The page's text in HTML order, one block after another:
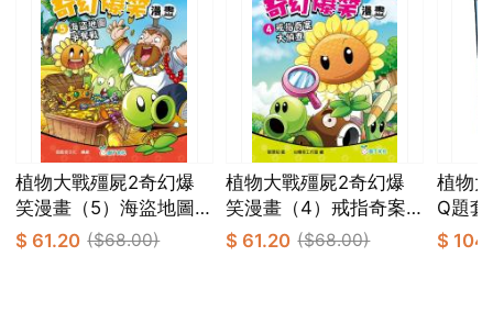
植物大戰殭屍2奇幻爆
笑漫畫（5）海盜地圖
爭奪戰
$ 61.20 ($68.00)
植物大戰殭屍2奇幻爆
笑漫畫（4）戒指奇案
大偵查
$ 61.20 ($68.00)
植物
Q題
$